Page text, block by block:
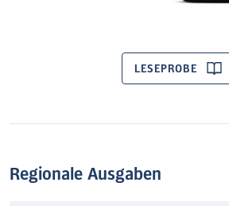
LESEPROBE
Regionale Ausgaben